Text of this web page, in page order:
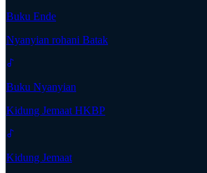
Buku Ende
Nyanyian rohani Batak
Buku Nyanyian
Kidung Jemaat HKBP
Kidung Jemaat